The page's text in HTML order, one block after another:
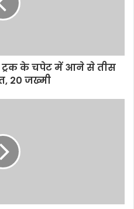
ट्रक के चपेट में आने से तीस
20 जख्मी